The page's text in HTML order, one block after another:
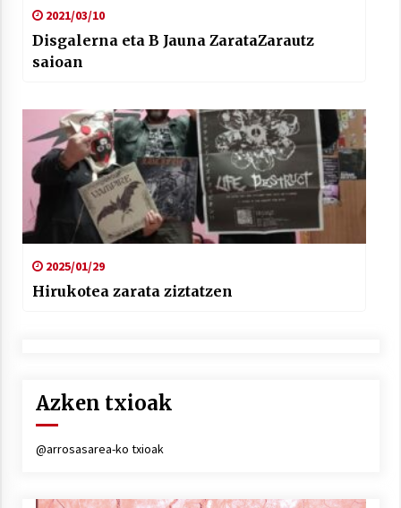
2021/03/10
Disgalerna eta B Jauna ZarataZarautz
saioan
2025/01/29
Hirukotea zarata ziztatzen
Azken txioak
@arrosasarea-ko txioak